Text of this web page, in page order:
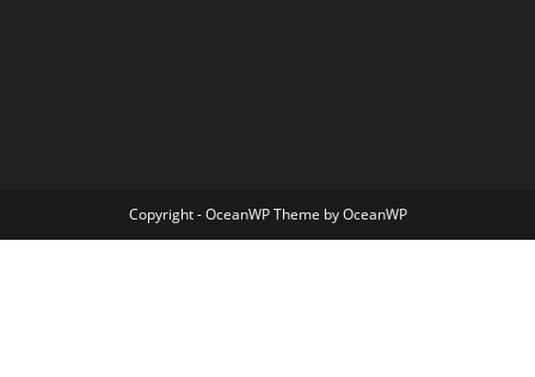
Copyright - OceanWP Theme by OceanWP